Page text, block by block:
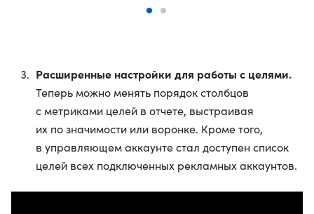
Расширенные настройки для работы с целями.
Теперь можно менять порядок столбцов
с метриками целей в отчете, выстраивая
их по значимости или воронке. Кроме того,
в управляющем аккаунте стал доступен список
целей всех подключенных рекламных аккаунтов.